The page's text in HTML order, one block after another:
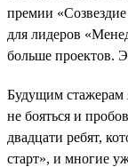
премии
для лидеров
больше проектов.
Будущим стажерам
не бояться и
двадцати ребят,
старт», и многие